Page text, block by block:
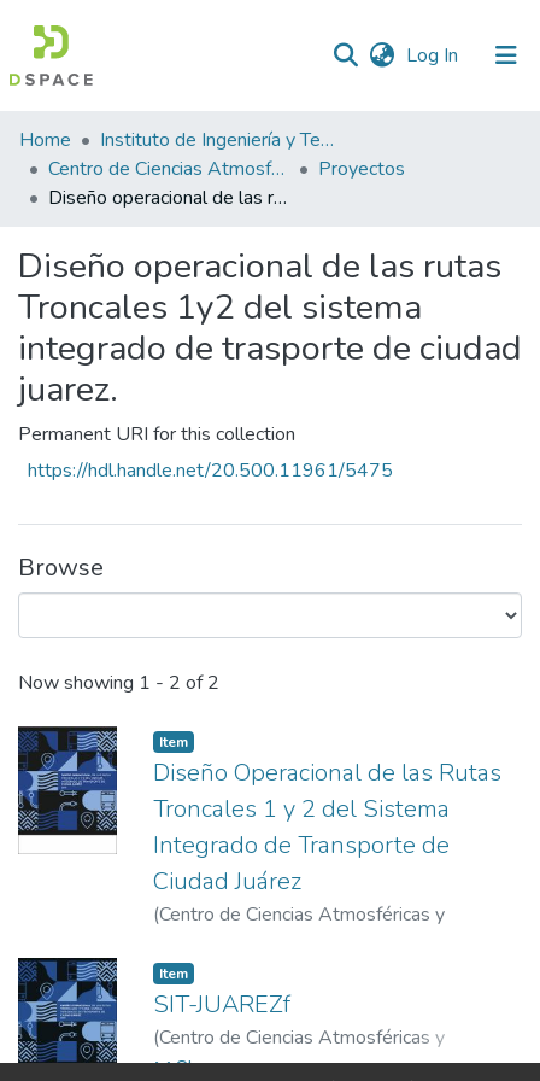
Log In (current)
Statistics
Home
Instituto de Ingeniería y Tecnología
Centro de Ciencias Atmosféricas y Tecnologías Verdes
Proyectos
Diseño operacional de las rutas Troncales 1y2 del sistema integrado de trasporte de ciudad juarez.
Diseño operacional de las rutas
Troncales 1y2 del sistema
integrado de trasporte de ciudad
juarez.
Permanent URI for this collection
https://hdl.handle.net/20.500.11961/5475
Browse
Recent Submissions
Now showing 1 - 2 of 2
Item
Diseño Operacional de las Rutas
Troncales 1 y 2 del Sistema
Integrado de Transporte de
Ciudad Juárez
(Centro de Ciencias Atmosféricas y
Item
SIT-JUAREZf
(Centro de Ciencias Atmosféricas y
Tecnologías Verdes,2019-12-13)Centro
Show more